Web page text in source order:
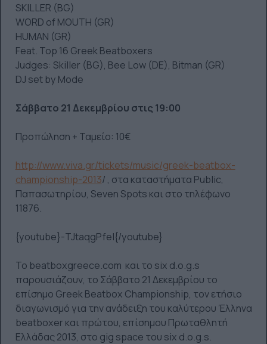
SKILLER (BG)
WORD of MOUTH (GR)
HUMAN (GR)
Feat. Top 16 Greek Beatboxers
Judges: Skiller (BG), Bee Low (DE), Bitman (GR)
DJ set by Mode
Σάββατο 21 Δεκεμβρίου στις 19:00
Προπώληση + Ταμείο: 10€
http://www.viva.gr/tickets/music/greek-beatbox-
championship-2013/ , στα καταστήματα Public,
Παπασωτηρίου, Seven Spots και στο τηλέφωνο
11876.
{youtube}-TJtaqgPfeI{/youtube}
Το beatboxgreece.com και το six d.o.g.s
παρουσιάζουν, το Σάββατο 21 Δεκεμβρίου το
επίσημο Greek Beatbox Championship, τον ετήσιο
διαγωνισμό για την ανάδειξη του καλύτερου Έλληνα
beatboxer και πρώτου, επίσημου Πρωταθλητή
Ελλάδας 2013, στο gig space του six d.o.g.s.